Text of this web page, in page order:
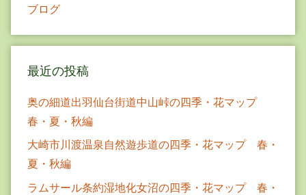
ブログ
最近の投稿
奥の細道出羽仙台街道中山峠の四季・花マップ
春・夏・秋編
大崎市川渡温泉自然遊歩道の四季・花マップ 春・
夏・秋編
ラムサール条約湿地化女沼の四季・花マップ 春・